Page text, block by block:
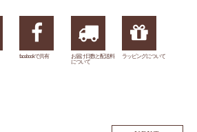
facebookで共有
お届け日数と配送料
について
ラッピングについて